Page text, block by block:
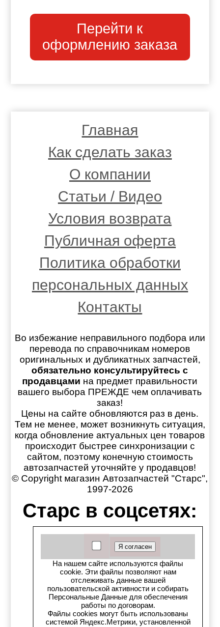
Перейти к
оформлению заказа
Главная
Как сделать заказ
О компании
Статьи / Видео
Условия возврата
Публичная оферта
Политика обработки
персональных данных
Контакты
Во избежание неправильного подбора или
перевода по справочникам номеров
оригинальных и дубликатных запчастей,
обязательно консультируйтесь с
продавцами на предмет правильности
вашего выбора ПРЕЖДЕ чем оплачивать
заказ!
Цены на сайте обновляются раз в день.
Тем не менее, может возникнуть ситуация,
когда обновление актуальных цен товаров
происходит быстрее синхронизации с
сайтом, поэтому конечную стоимость
автозапчастей уточняйте у продавцов!
© Copyright магазин Автозапчастей "Старс",
1997-2026
Старс в соцсетях:
Старс вКонтакте
Старс в YouTube
Телеграм-канал
Старс на Drom.ru
Старс в auto.ru
На нашем сайте используются файлы
cookie. Эти файлы позволяют нам
отслеживать данные вашей
пользовательской активности и собирать
Персональные Данные для обеспечения
работы по договорам.
Файлы cookies могут быть использованы
системой Яндекс.Метрики, установленной